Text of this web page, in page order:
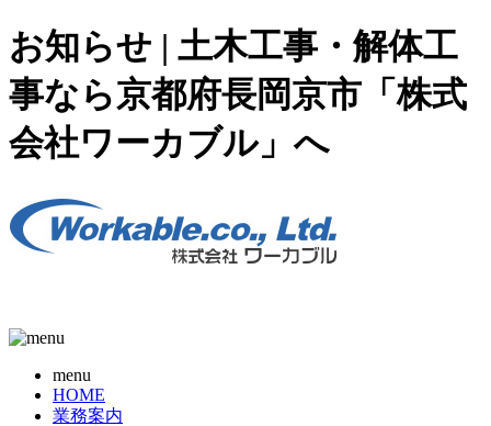
お知らせ | 土木工事・解体工
事なら京都府長岡京市「株式
会社ワーカブル」へ
menu
HOME
業務案内